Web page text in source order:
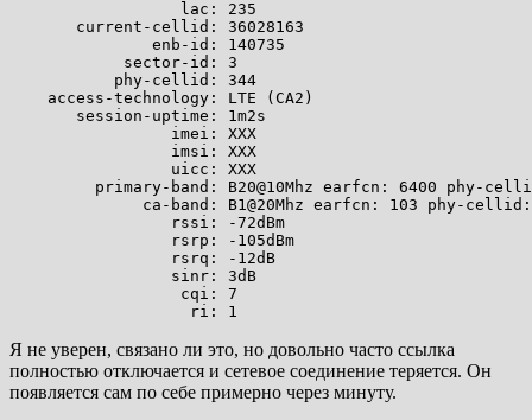
                  lac: 235
       current-cellid: 36028163
               enb-id: 140735
            sector-id: 3
           phy-cellid: 344
    access-technology: LTE (CA2)
       session-uptime: 1m2s
                 imei: XXX
                 imsi: XXX
                 uicc: XXX
primary-band: B20@10Mhz earfcn: 6400 phy-
ca-band: B1@20Mhz earfcn: 103 phy-
                 rssi: -72dBm
                 rsrp: -105dBm
                 rsrq: -12dB
                 sinr: 3dB
                  cqi: 7
Я не уверен, связано ли это, но довольно часто ссылка
полностью отключается и сетевое соединение теряется. Он
появляется сам по себе примерно через минуту.